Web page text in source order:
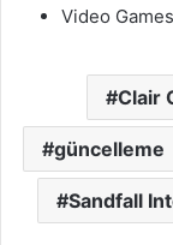
Video
Clair
güncelleme
Sandfall